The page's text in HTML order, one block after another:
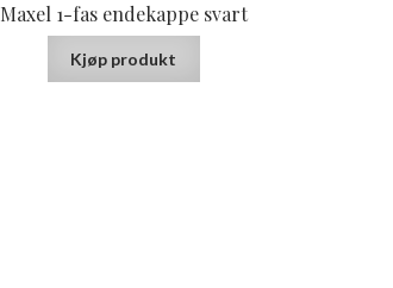
Maxel 1-fas endekappe svart
Kjøp produkt